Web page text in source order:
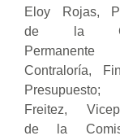
Eloy Rojas,
de la
Contraloría,
Freitez,
de la